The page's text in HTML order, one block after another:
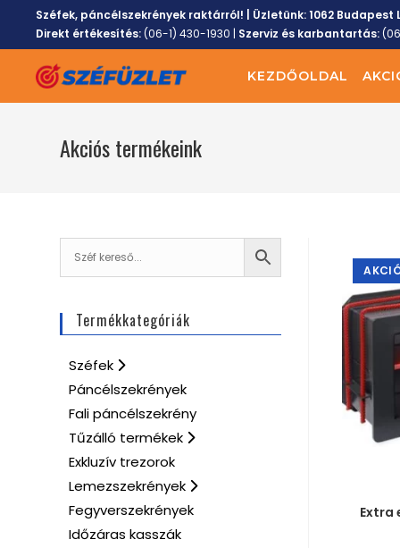
Széfek, páncélszekrények raktárról! | Üzletünk:1062 Budapest
Direkt értékesítés:(06-1) 430-1930 | Szerviz és karbantartás:
KEZDŐOLDAL
Akciós termékeink
Termékkategóriák
Széfek
Páncélszekrények
Fali páncélszekrény
Tűzálló termékek
Exkluzív trezorok
Lemezszekrények
Fegyverszekrények
Időzáras kasszák